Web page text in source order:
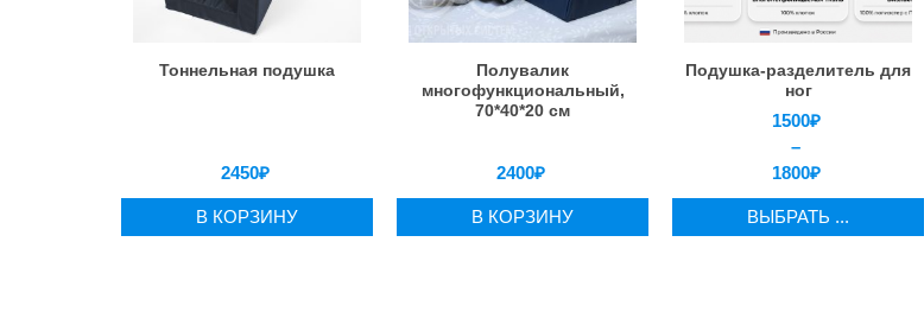
Тоннельная подушка
2450₽
В КОРЗИНУ
Полувалик
многофункциональный,
70*40*20 см
2400₽
В КОРЗИНУ
Подушка-разделитель для
ног
1500₽
–
1800₽
ВЫБРАТЬ ...